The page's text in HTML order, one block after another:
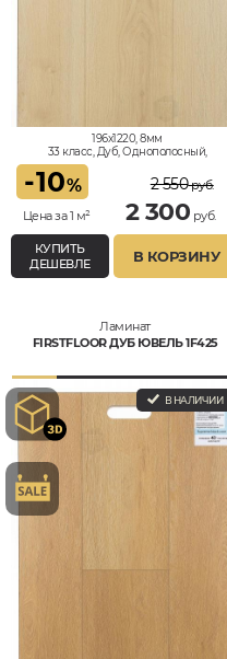
196x1220, 8мм
33 класс, Дуб, Однополосный,
-10%
Цена за 1 м²
2 550руб.
2 300 руб.
КУПИТЬ
ДЕШЕВЛЕ
В КОРЗИНУ
Ламинат
FIRSTFLOOR ДУБ ЮВЕЛЬ 1F425
В НАЛИЧИИ